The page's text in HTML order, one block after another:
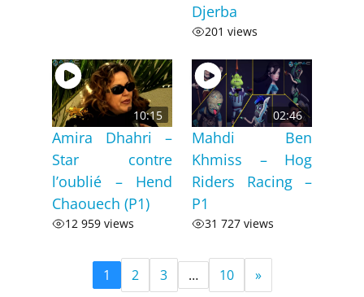
Djerba
201 views
10:15
Amira Dhahri –
Star contre
l’oublié – Hend
Chaouech (P1)
12 959 views
02:46
Mahdi Ben
Khmiss – Hog
Riders Racing –
P1
31 727 views
1 2 3 … 10 »